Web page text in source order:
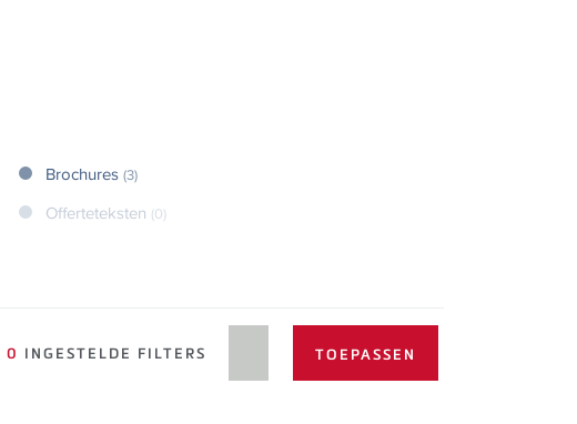
Brochures (3)
Offerteteksten (0)
0 INGESTELDE FILTERS